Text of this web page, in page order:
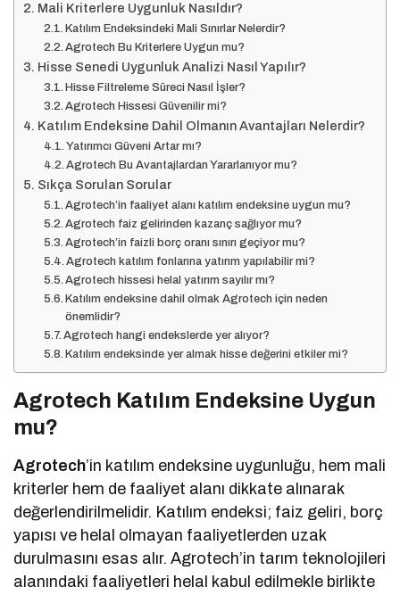
Mali Kriterlere Uygunluk Nasıldır?
Katılım Endeksindeki Mali Sınırlar Nelerdir?
Agrotech Bu Kriterlere Uygun mu?
Hisse Senedi Uygunluk Analizi Nasıl Yapılır?
Hisse Filtreleme Süreci Nasıl İşler?
Agrotech Hissesi Güvenilir mi?
Katılım Endeksine Dahil Olmanın Avantajları Nelerdir?
Yatırımcı Güveni Artar mı?
Agrotech Bu Avantajlardan Yararlanıyor mu?
Sıkça Sorulan Sorular
Agrotech’in faaliyet alanı katılım endeksine uygun mu?
Agrotech faiz gelirinden kazanç sağlıyor mu?
Agrotech’in faizli borç oranı sınırı geçiyor mu?
Agrotech katılım fonlarına yatırım yapılabilir mi?
Agrotech hissesi helal yatırım sayılır mı?
Katılım endeksine dahil olmak Agrotech için neden
önemlidir?
Agrotech hangi endekslerde yer alıyor?
Katılım endeksinde yer almak hisse değerini etkiler mi?
Agrotech Katılım Endeksine Uygun
mu?
Agrotech’in katılım endeksine uygunluğu, hem mali
kriterler hem de faaliyet alanı dikkate alınarak
değerlendirilmelidir. Katılım endeksi; faiz geliri, borç
yapısı ve helal olmayan faaliyetlerden uzak
durulmasını esas alır. Agrotech’in tarım teknolojileri
alanındaki faaliyetleri helal kabul edilmekle birlikte